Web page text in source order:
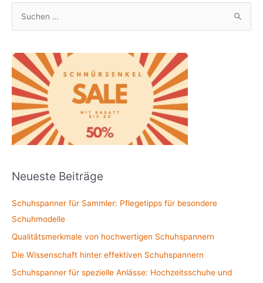
h
e
n
a
c
Neueste Beiträge
Schuhspanner für Sammler: Pflegetipps für besondere
Schuhmodelle
Qualitätsmerkmale von hochwertigen Schuhspannern
Die Wissenschaft hinter effektiven Schuhspannern
Schuhspanner für spezielle Anlässe: Hochzeitsschuhe und